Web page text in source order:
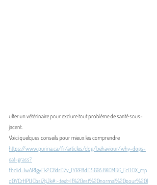
ulter un vétérinaire pour exclure tout problème de santé sous-
jacent.
Voici quelques conseils pour mieux les comprendre
https://www.purina.ca/fr/articles/dog/behaviour/why-dogs-
eat-grass?
fbclid=IwAR1gyEk2CBdrDZv_LYRP8dD5695BK0MR6_FcDOX_mp
d0YCrHPUCbsi7tjJk#:~:text=Il%20est%20normal%20pour%20l